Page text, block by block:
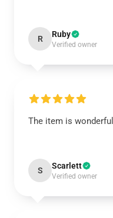
R Ruby
Verified owner
The item is
S Scarlett
Verified owner